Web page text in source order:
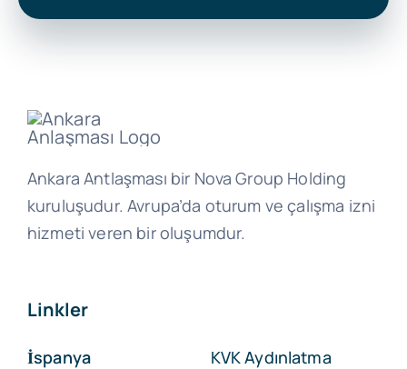
Ankara Antlaşması bir Nova Group Holding
kuruluşudur. Avrupa’da oturum ve çalışma izni
hizmeti veren bir oluşumdur.
Linkler
İspanya
KVK Aydınlatma